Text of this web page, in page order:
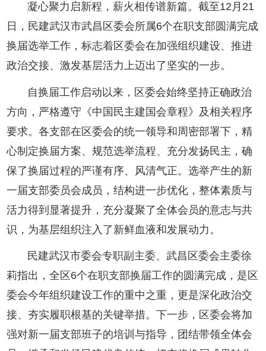
凝心聚力启新程，薪火相传谱新篇。截至12月21
日，民建武汉市武昌区委会所属6个在职支部圆满完成
换届选举工作，标志着区委会在加强组织建设、推进
政治交接、激发基层活力上迈出了坚实的一步。
自换届工作启动以来，区委会始终坚持正确政治
方向，严格遵守《中国民主建国会章程》及相关程序
要求。各支部在区委会的统一领导和周密部署下，精
心制定换届方案、规范选举流程、充分发扬民主，确
保了换届过程的严谨有序、风清气正。选举产生的新
一届支部委员会成员，结构进一步优化，整体素质与
活力得到显著提升，充分凝聚了全体会员的意志与共
识，为基层组织注入了新鲜血液和发展动力。
民建武汉市委会专职副主委、武昌区委会主委徐
莉指出，全区6个在职支部换届工作的圆满完成，是区
委会今年组织建设工作的重中之重，更是深化政治交
接、夯实履职根基的关键举措。下一步，区委会将加
强对新一届支部班子的培训与指导，团结带领全体会